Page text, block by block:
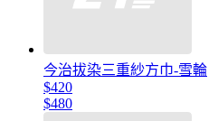
今治拔染三重紗方巾-雪輪
$420
$480